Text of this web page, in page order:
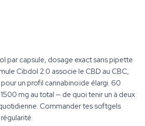
par capsule, dosage exact sans pipette
Cibdol 2.0 associe le CBD au CBC,
un profil cannabinoïde élargi. 60
mg au total — de quoi tenir un à deux
Commander tes softgels